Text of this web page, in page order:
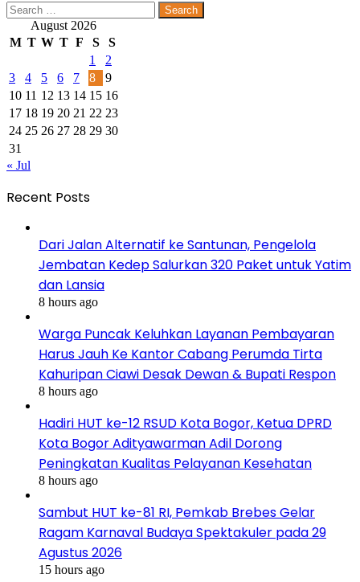
Search
for: August 2026
M T W T F S
S
1
2
3
4 5 6 7 8
9
10 11 12 13 14 15 16
17 18 19 20 21 22 23
24 25 26 27 28 29 30
31
« Jul
Recent Posts
Dari Jalan Alternatif ke Santunan, Pengelola
Jembatan Kedep Salurkan 320 Paket untuk Yatim
dan Lansia
8 hours ago
Warga Puncak Keluhkan Layanan Pembayaran
Harus Jauh Ke Kantor Cabang Perumda Tirta
Kahuripan Ciawi Desak Dewan & Bupati Respon
8 hours ago
Hadiri HUT ke-12 RSUD Kota Bogor, Ketua DPRD
Kota Bogor Adityawarman Adil Dorong
Peningkatan Kualitas Pelayanan Kesehatan
8 hours ago
Sambut HUT ke-81 RI, Pemkab Brebes Gelar
Ragam Karnaval Budaya Spektakuler pada 29
Agustus 2026
15 hours ago